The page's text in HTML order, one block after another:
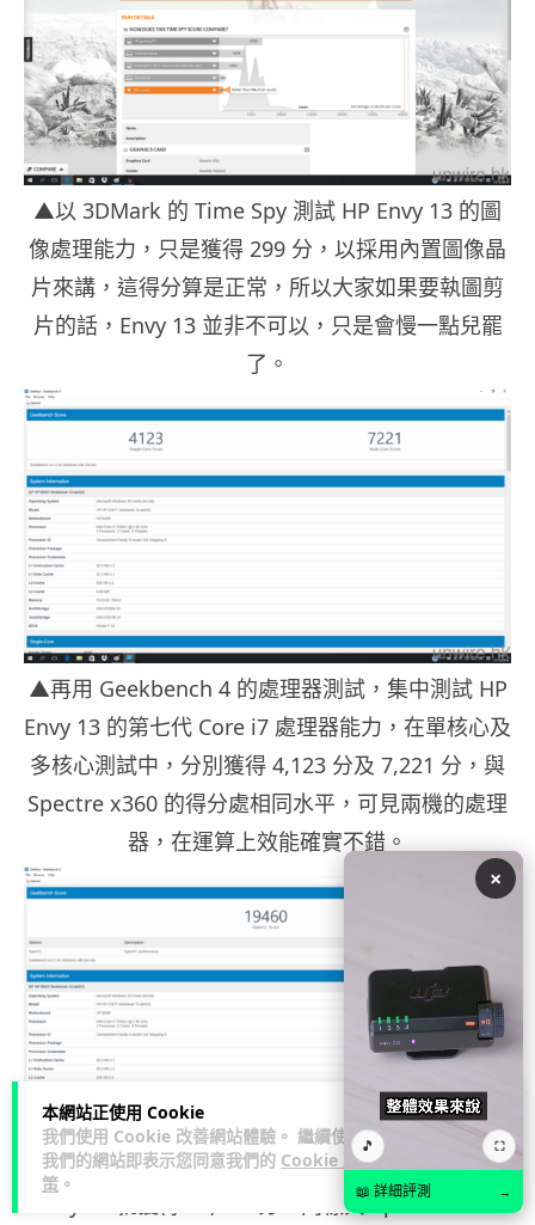
本網站正使用 Cookie
我們使用 Cookie 改善網站體驗。 繼續使用
我們的網站即表示您同意我們的 Cookie 政
策 。
▲以 3DMark 的 Time Spy 測試 HP Envy 13 的圖
像處理能力，只是獲得 299 分，以採用內置圖像晶
片來講，這得分算是正常，所以大家如果要執圖剪
片的話，Envy 13 並非不可以，只是會慢一點兒罷
了。
▲再用 Geekbench 4 的處理器測試，集中測試 HP
Envy 13 的第七代 Core i7 處理器能力，在單核心及
多核心測試中，分別獲得 4,123 分及 7,221 分，與
Spectre x360 的得分處相同水平，可見兩機的處理
器，在運算上效能確實不錯。
▲而在 Geekbench 4 的整體系統性能測試中，HP
Envy 13 就獲得 19,460 分，同樣與 Spectre x360
×
🎵 ⛶
📖 詳細評測 →